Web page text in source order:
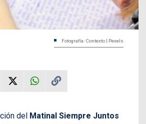
Fotografía: Contexto | Pexels
del Matinal Siempre Juntos